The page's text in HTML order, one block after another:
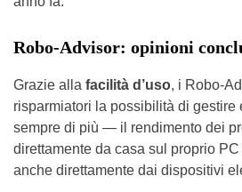
Robo-Advisor: opinioni
Grazie alla facilità d’uso, i Robo-
risparmiatori la possibilità di
sempre di più — il rendimento dei
direttamente da casa sul proprio
anche direttamente dai dispositivi